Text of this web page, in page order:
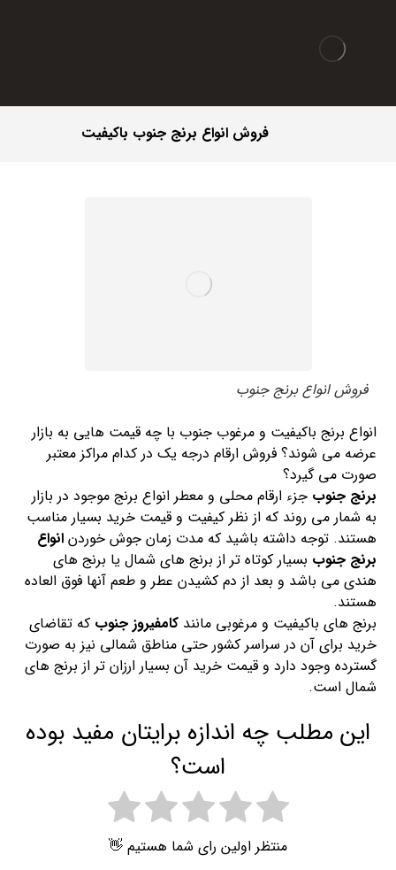
فروش انواع برنج جنوب باکیفیت
فروش انواع برنج جنوب
انواع برنج باکیفیت و مرغوب جنوب با چه قیمت هایی به بازار
عرضه می شوند؟ فروش ارقام درجه یک در کدام مراکز معتبر
صورت می گیرد؟
برنج جنوب جزء ارقام محلی و معطر انواع برنج موجود در بازار
به شمار می روند که از نظر کیفیت و قیمت خرید بسیار مناسب
هستند. توجه داشته باشید که مدت زمان جوش خوردنانواع
برنج جنوب بسیار کوتاه تر از برنج های شمال یا برنج های
هندی می باشد و بعد از دم کشیدن عطر و طعم آنها فوق العاده
هستند.
برنج های باکیفیت و مرغوبی مانندکامفیروز جنوب که تقاضای
خرید برای آن در سراسر کشور حتی مناطق شمالی نیز به صورت
گسترده وجود دارد و قیمت خرید آن بسیار ارزان تر از برنج های
شمال است.
این مطلب چه اندازه برایتان مفید بوده
است؟
منتظر اولین رای شما هستیم 👋